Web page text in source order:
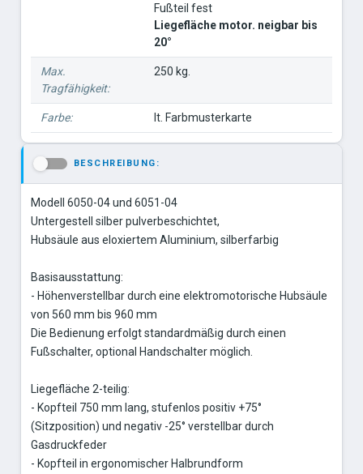
Fußteil fest
Liegefläche motor. neigbar bis
20°
Max.
Tragfähigkeit:
250 kg.
Farbe: lt. Farbmusterkarte
BESCHREIBUNG:
Modell 6050-04 und 6051-04
Untergestell silber pulverbeschichtet,
Hubsäule aus eloxiertem Aluminium, silberfarbig
Basisausstattung:
- Höhenverstellbar durch eine elektromotorische Hubsäule
von 560 mm bis 960 mm
Die Bedienung erfolgt standardmäßig durch einen
Fußschalter, optional Handschalter möglich.
Liegefläche 2-teilig:
- Kopfteil 750 mm lang, stufenlos positiv +75°
(Sitzposition) und negativ -25° verstellbar durch
Gasdruckfeder
- Kopfteil in ergonomischer Halbrundform